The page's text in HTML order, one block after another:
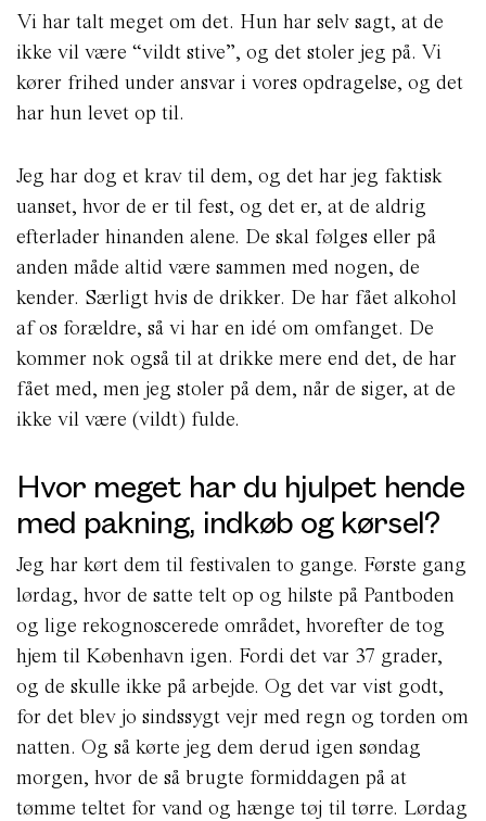
Vi har talt meget om det. Hun har selv sagt, at de
ikke vil være “vildt stive”, og det stoler jeg på. Vi
kører frihed under ansvar i vores opdragelse, og det
har hun levet op til.
Jeg har dog et krav til dem, og det har jeg faktisk
uanset, hvor de er til fest, og det er, at de aldrig
efterlader hinanden alene. De skal følges eller på
anden måde altid være sammen med nogen, de
kender. Særligt hvis de drikker. De har fået alkohol
af os forældre, så vi har en idé om omfanget. De
kommer nok også til at drikke mere end det, de har
fået med, men jeg stoler på dem, når de siger, at de
ikke vil være (vildt) fulde.
Hvor meget har du hjulpet hende
med pakning, indkøb og kørsel?
Jeg har kørt dem til festivalen to gange. Første gang
lørdag, hvor de satte telt op og hilste på Pantboden
og lige rekognoscerede området, hvorefter de tog
hjem til København igen. Fordi det var 37 grader,
og de skulle ikke på arbejde. Og det var vist godt,
for det blev jo sindssygt vejr med regn og torden om
natten. Og så kørte jeg dem derud igen søndag
morgen, hvor de så brugte formiddagen på at
tømme teltet for vand og hænge tøj til tørre. Lørdag